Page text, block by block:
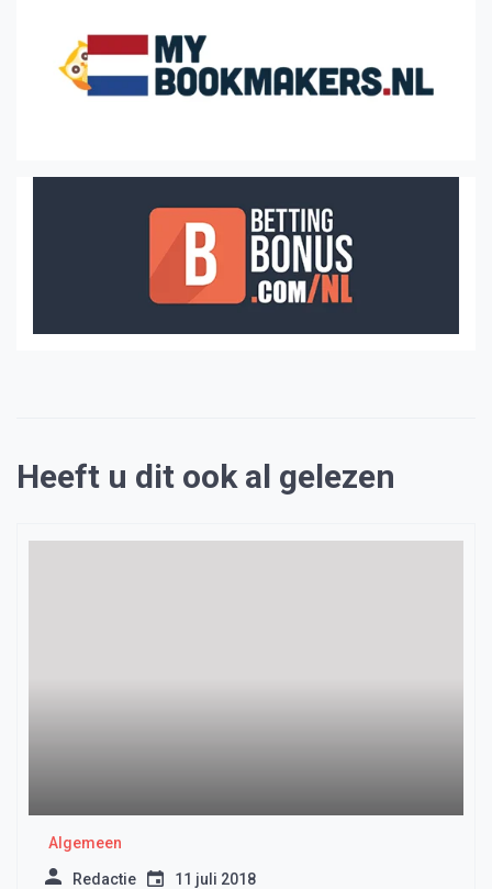
Heeft u dit ook al gelezen
Algemeen
Redactie 11 juli 2018